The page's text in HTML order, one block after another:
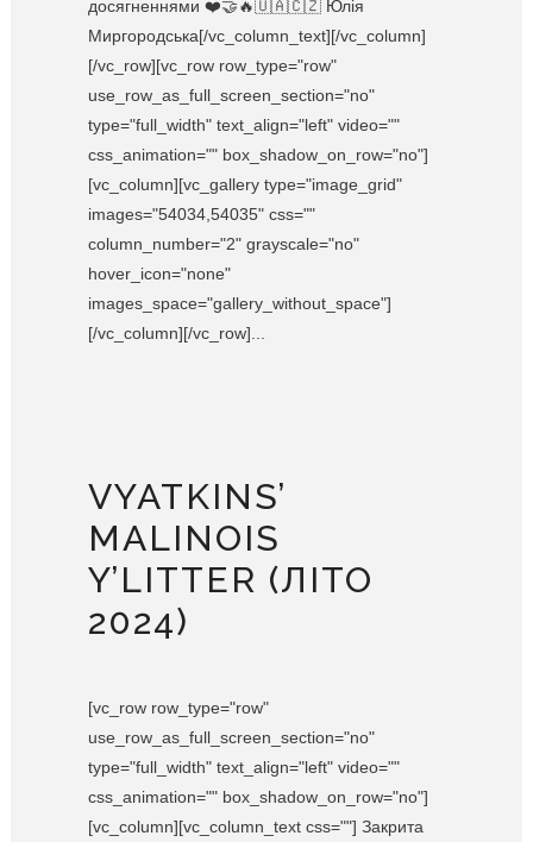
досягненнями ❤️🤝🔥🇺🇦🇨🇿 Юлія
Миргородська[/vc_column_text][/vc_column]
[/vc_row][vc_row row_type="row"
use_row_as_full_screen_section="no"
type="full_width" text_align="left" video=""
css_animation="" box_shadow_on_row="no"]
[vc_column][vc_gallery type="image_grid"
images="54034,54035" css=""
column_number="2" grayscale="no"
hover_icon="none"
images_space="gallery_without_space"]
[/vc_column][/vc_row]...
VYATKINS’
MALINOIS
Y’LITTER (ЛІТО
2024)
[vc_row row_type="row"
use_row_as_full_screen_section="no"
type="full_width" text_align="left" video=""
css_animation="" box_shadow_on_row="no"]
[vc_column][vc_column_text css=""] Закрита